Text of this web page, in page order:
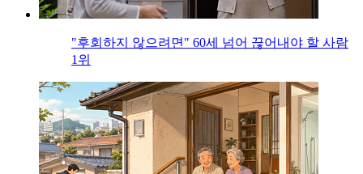
"후회하지 않으려면" 60세 넘어 끊어내야 할 사람
1위